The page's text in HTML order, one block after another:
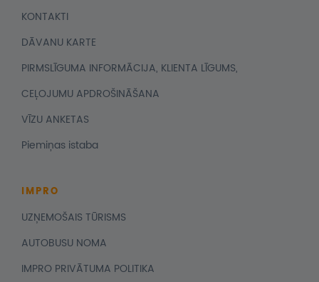
KONTAKTI
DĀVANU KARTE
PIRMSLĪGUMA INFORMĀCIJA, KLIENTA LĪGUMS,
CEĻOJUMU APDROŠINĀŠANA
VĪZU ANKETAS
Piemiņas istaba
IMPRO
UZŅEMOŠAIS TŪRISMS
AUTOBUSU NOMA
IMPRO PRIVĀTUMA POLITIKA